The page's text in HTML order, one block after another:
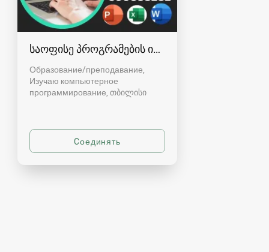
საოფისე პროგრამების ინდივიდუალური კურსი
Образование/преподавание,
Изучаю компьютерное
программирование თბილისი